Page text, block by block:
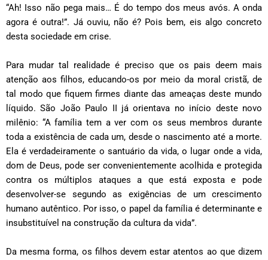
“Ah! Isso não pega mais… É do tempo dos meus avós. A onda
agora é outra!”. Já ouviu, não é? Pois bem, eis algo concreto
desta sociedade em crise.
Para mudar tal realidade é preciso que os pais deem mais
atenção aos filhos, educando-os por meio da moral cristã, de
tal modo que fiquem firmes diante das ameaças deste mundo
líquido. São João Paulo II já orientava no início deste novo
milênio: “A família tem a ver com os seus membros durante
toda a existência de cada um, desde o nascimento até a morte.
Ela é verdadeiramente o santuário da vida, o lugar onde a vida,
dom de Deus, pode ser convenientemente acolhida e protegida
contra os múltiplos ataques a que está exposta e pode
desenvolver-se segundo as exigências de um crescimento
humano autêntico. Por isso, o papel da família é determinante e
insubstituível na construção da cultura da vida”.
Da mesma forma, os filhos devem estar atentos ao que dizem